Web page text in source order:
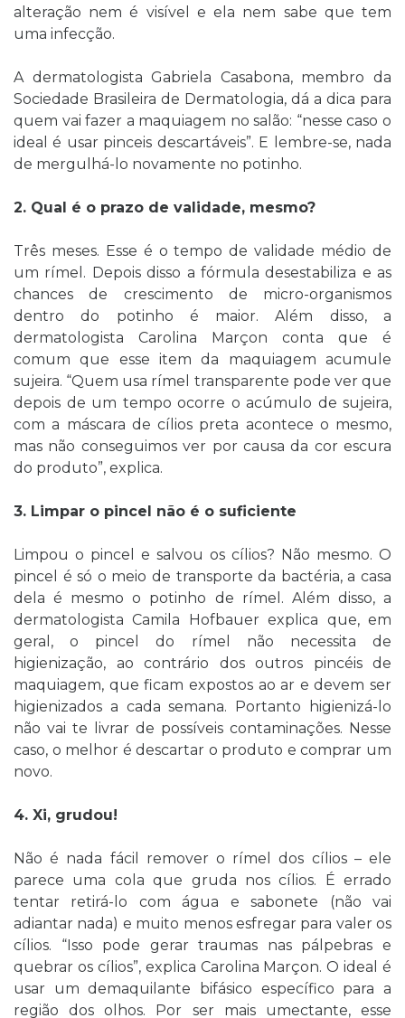
alteração nem é visível e ela nem sabe que tem
uma infecção.
A dermatologista Gabriela Casabona, membro da
Sociedade Brasileira de Dermatologia, dá a dica para
quem vai fazer a maquiagem no salão: “nesse caso o
ideal é usar pinceis descartáveis”. E lembre-se, nada
de mergulhá-lo novamente no potinho.
2. Qual é o prazo de validade, mesmo?
Três meses. Esse é o tempo de validade médio de
um rímel. Depois disso a fórmula desestabiliza e as
chances de crescimento de micro-organismos
dentro do potinho é maior. Além disso, a
dermatologista Carolina Marçon conta que é
comum que esse item da maquiagem acumule
sujeira. “Quem usa rímel transparente pode ver que
depois de um tempo ocorre o acúmulo de sujeira,
com a máscara de cílios preta acontece o mesmo,
mas não conseguimos ver por causa da cor escura
do produto”, explica.
3. Limpar o pincel não é o suficiente
Limpou o pincel e salvou os cílios? Não mesmo. O
pincel é só o meio de transporte da bactéria, a casa
dela é mesmo o potinho de rímel. Além disso, a
dermatologista Camila Hofbauer explica que, em
geral, o pincel do rímel não necessita de
higienização, ao contrário dos outros pincéis de
maquiagem, que ficam expostos ao ar e devem ser
higienizados a cada semana. Portanto higienizá-lo
não vai te livrar de possíveis contaminações. Nesse
caso, o melhor é descartar o produto e comprar um
novo.
4. Xi, grudou!
Não é nada fácil remover o rímel dos cílios – ele
parece uma cola que gruda nos cílios. É errado
tentar retirá-lo com água e sabonete (não vai
adiantar nada) e muito menos esfregar para valer os
cílios. “Isso pode gerar traumas nas pálpebras e
quebrar os cílios”, explica Carolina Marçon. O ideal é
usar um demaquilante bifásico específico para a
região dos olhos. Por ser mais umectante, esse